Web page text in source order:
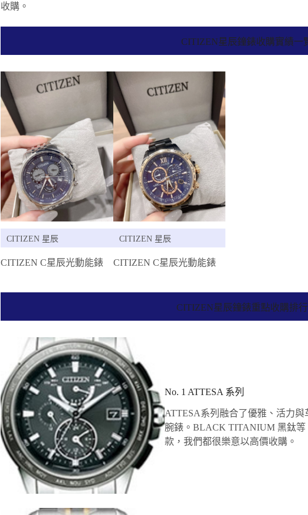
收購。
CITIZEN星辰鐘錶收購實績一
CITIZEN 星辰
CITIZEN C星辰光動能錶
CITIZEN 星辰
CITIZEN C星辰光動能錶
CITIZEN星辰鐘錶重點收購排
No. 1 ATTESA 系列
ATTESA系列融合了優雅、活力
腕錶。BLACK TITANIUM 黑鈦等
款，我們都很樂意以高價收購。